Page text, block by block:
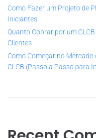
Como Fazer um Projeto de
Iniciantes
Quanto Cobrar por um
Clientes
Como Começar no
CLCB (Passo a Passo para